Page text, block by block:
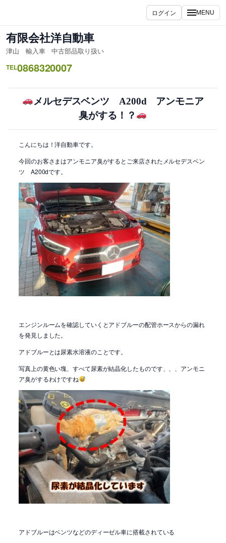
を
ス
キ
ッ
ログイン MENU
有限会社洋自動車
津山 輸入車 中古部品取り扱い
TEL0868320007
メルセデスベンツ A200d アンモニア
臭がする！？
こんにちは！洋自動車です。
今回のお客さまはアンモニア臭がするとご来店されたメルセデスベン
ツ A200dです。
エンジンルームを確認していくとアドブルーの配管ホースからの漏れ
を発見しました。
アドブルーとは尿素水溶液のことです。
写真上の黄色い塊、すべて尿素が結晶化したものです、、、アンモニ
ア臭がするわけですね
アドブルーはベンツなどのディーゼル車に搭載されている